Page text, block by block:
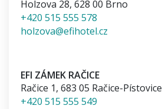
Holzova 28, 628 00 Brno
+420 515 555 578
holzova@efihotel.cz
EFI ZÁMEK RAČICE
Račice 1, 683 05 Račice-Pístovice
+420 515 555 549